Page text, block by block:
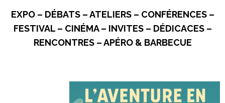
EXPO – DÉBATS – ATELIERS – CONFÉRENCES –
FESTIVAL – CINÉMA – INVITES – DÉDICACES –
RENCONTRES – APÉRO & BARBECUE